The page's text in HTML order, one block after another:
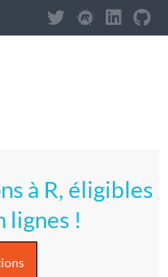
à R, éligibles
lignes !